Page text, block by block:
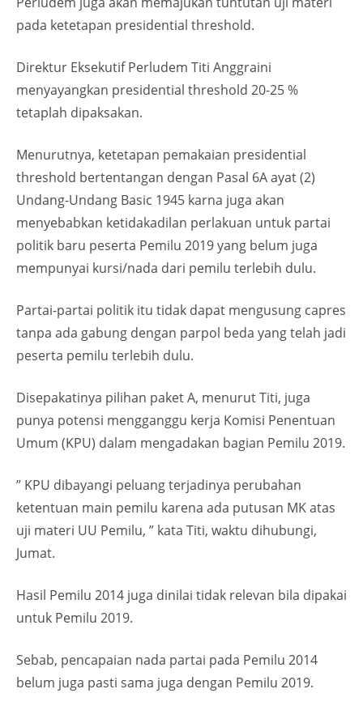
pada ketetapan presidential threshold.
Direktur Eksekutif Perludem Titi Anggraini
menyayangkan presidential threshold 20-25 %
tetaplah dipaksakan.
Menurutnya, ketetapan pemakaian presidential
threshold bertentangan dengan Pasal 6A ayat (2)
Undang-Undang Basic 1945 karna juga akan
menyebabkan ketidakadilan perlakuan untuk partai
politik baru peserta Pemilu 2019 yang belum juga
mempunyai kursi/nada dari pemilu terlebih dulu.
Partai-partai politik itu tidak dapat mengusung capres
tanpa ada gabung dengan parpol beda yang telah jadi
peserta pemilu terlebih dulu.
Disepakatinya pilihan paket A, menurut Titi, juga
punya potensi mengganggu kerja Komisi Penentuan
Umum (KPU) dalam mengadakan bagian Pemilu 2019.
” KPU dibayangi peluang terjadinya perubahan
ketentuan main pemilu karena ada putusan MK atas
uji materi UU Pemilu, ” kata Titi, waktu dihubungi,
Jumat.
Hasil Pemilu 2014 juga dinilai tidak relevan bila dipakai
untuk Pemilu 2019.
Sebab, pencapaian nada partai pada Pemilu 2014
belum juga pasti sama juga dengan Pemilu 2019.